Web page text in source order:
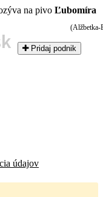
na pivo Ľubomíra
Pridaj podnik
údajov
(Alžbetka-